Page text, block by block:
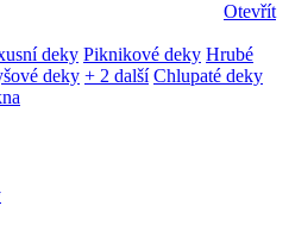
Otevřít
deky Piknikové deky Hrubé
deky + 2 další Chlupaté deky